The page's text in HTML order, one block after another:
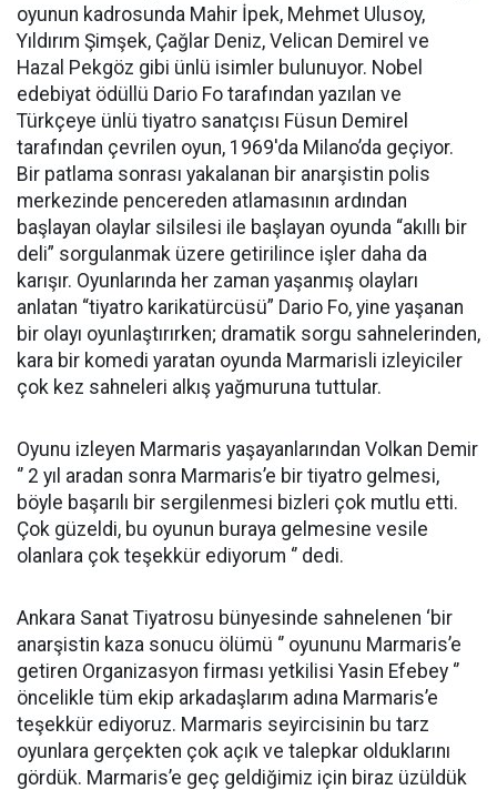
oyunun kadrosunda Mahir İpek, Mehmet Ulusoy,
Yıldırım Şimşek, Çağlar Deniz, Velican Demirel ve
Hazal Pekgöz gibi ünlü isimler bulunuyor. Nobel
edebiyat ödüllü Dario Fo tarafından yazılan ve
Türkçeye ünlü tiyatro sanatçısı Füsun Demirel
tarafından çevrilen oyun, 1969'da Milano’da geçiyor.
Bir patlama sonrası yakalanan bir anarşistin polis
merkezinde pencereden atlamasının ardından
başlayan olaylar silsilesi ile başlayan oyunda “akıllı bir
deli” sorgulanmak üzere getirilince işler daha da
karışır. Oyunlarında her zaman yaşanmış olayları
anlatan “tiyatro karikatürcüsü” Dario Fo, yine yaşanan
bir olayı oyunlaştırırken; dramatik sorgu sahnelerinden,
kara bir komedi yaratan oyunda Marmarisli izleyiciler
çok kez sahneleri alkış yağmuruna tuttular.
Oyunu izleyen Marmaris yaşayanlarından Volkan Demir
‘’ 2 yıl aradan sonra Marmaris’e bir tiyatro gelmesi,
böyle başarılı bir sergilenmesi bizleri çok mutlu etti.
Çok güzeldi, bu oyunun buraya gelmesine vesile
olanlara çok teşekkür ediyorum ‘’ dedi.
Ankara Sanat Tiyatrosu bünyesinde sahnelenen ‘bir
anarşistin kaza sonucu ölümü ‘’ oyununu Marmaris’e
getiren Organizasyon firması yetkilisi Yasin Efebey ‘’
öncelikle tüm ekip arkadaşlarım adına Marmaris’e
teşekkür ediyoruz. Marmaris seyircisinin bu tarz
oyunlara gerçekten çok açık ve talepkar olduklarını
gördük. Marmaris’e geç geldiğimiz için biraz üzüldük